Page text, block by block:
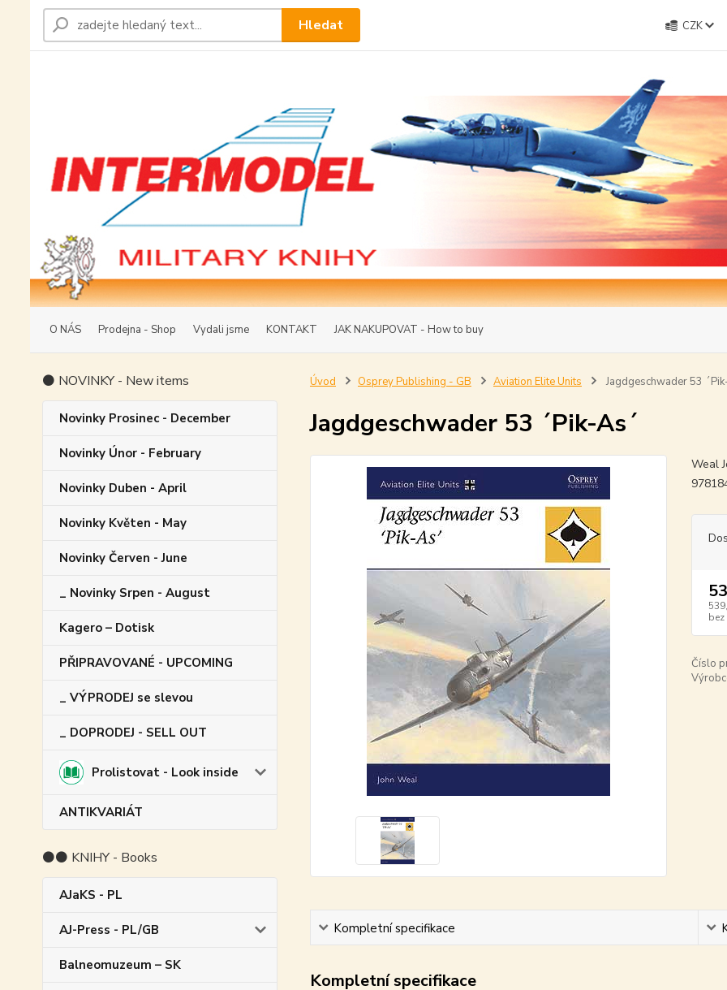
O NÁS Prodejna - Shop Vydali jsme KONTAKT JAK NAKUPOVAT - How to buy
CZK
Hledat
⚫ NOVINKY - New items
Novinky Prosinec - December
Novinky Únor - February
Novinky Duben - April
Novinky Květen - May
Novinky Červen - June
_ Novinky Srpen - August
Kagero – Dotisk
PŘIPRAVOVANÉ - UPCOMING
_ VÝPRODEJ se slevou
_ DOPRODEJ - SELL OUT
Prolistovat - Look inside
ANTIKVARIÁT
⚫⚫ KNIHY - Books
AJaKS - PL
AJ-Press - PL/GB
Balneomuzeum – SK
Úvod Osprey Publishing - GB Aviation Elite Units Jagdgeschwader 53
Jagdgeschwader 53 ´Pik-As´
Weal
bez
Číslo
Kompletní specifikace
Kompletní specifikace